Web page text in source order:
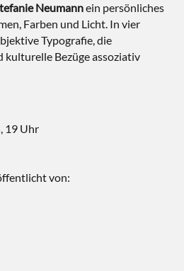
Neumannein persönliches
Farben und Licht. In vier
Typografie, die
kulturelle Bezüge assoziativ
19 Uhr
von: